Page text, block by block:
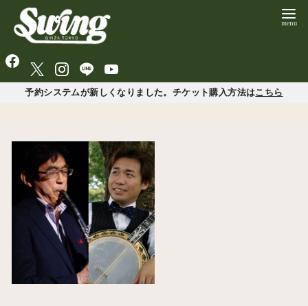
予約システムが新しくなりました。チケット購入方法はこちら